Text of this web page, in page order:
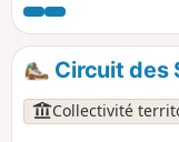
L'église de
orienté à l'Ouest.
une Vierge à
Circuit des
Collectivité